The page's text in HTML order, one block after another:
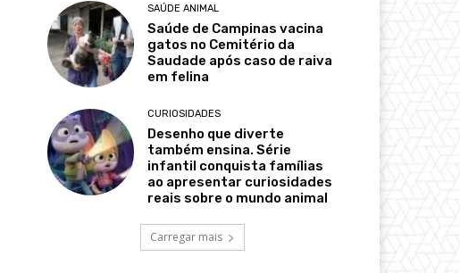
SAÚDE ANIMAL
Saúde de Campinas vacina
gatos no Cemitério da
Saudade após caso de raiva
em felina
CURIOSIDADES
Desenho que diverte
também ensina. Série
infantil conquista famílias
ao apresentar curiosidades
reais sobre o mundo animal
Carregar mais